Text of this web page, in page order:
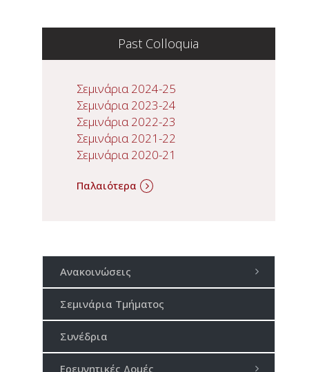
Past Colloquia
Σεμινάρια 2024-25
Σεμινάρια 2023-24
Σεμινάρια 2022-23
Σεμινάρια 2021-22
Σεμινάρια 2020-21
Παλαιότερα
Ανακοινώσεις
Σεμινάρια Τμήματος
Συνέδρια
Ερευνητικές Δομές